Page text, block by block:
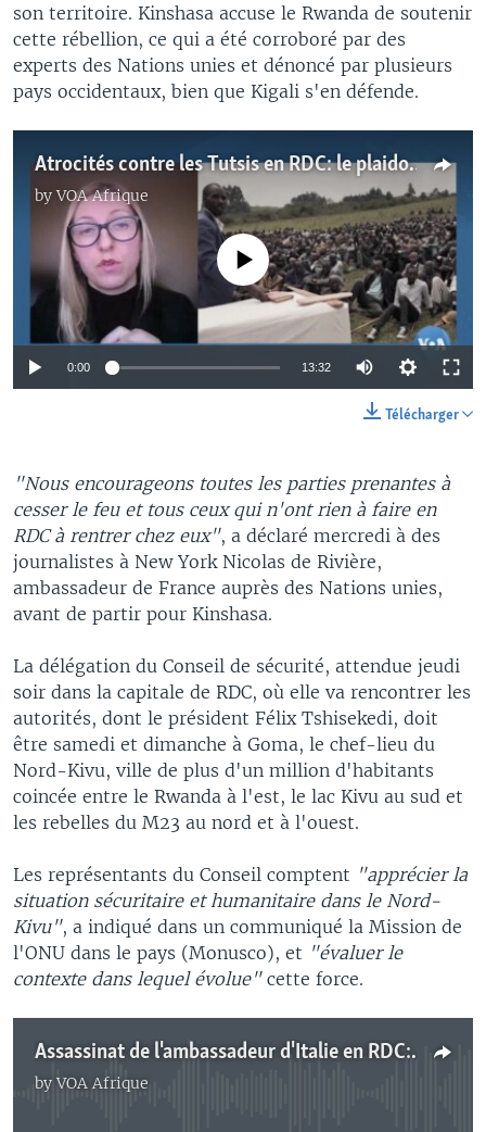
son territoire. Kinshasa accuse le Rwanda de soutenir
cette rébellion, ce qui a été corroboré par des
experts des Nations unies et dénoncé par plusieurs
pays occidentaux, bien que Kigali s'en défende.
Atrocités contre les Tutsis en RDC: le plaidoyer de Bojana Coulibaly
byVOA Afrique
No media source currently available
0:00 13:32
Télécharger
"Nous encourageons toutes les parties prenantes à
cesser le feu et tous ceux qui n'ont rien à faire en
RDC à rentrer chez eux", a déclaré mercredi à des
journalistes à New York Nicolas de Rivière,
ambassadeur de France auprès des Nations unies,
avant de partir pour Kinshasa.
La délégation du Conseil de sécurité, attendue jeudi
soir dans la capitale de RDC, où elle va rencontrer les
autorités, dont le président Félix Tshisekedi, doit
être samedi et dimanche à Goma, le chef-lieu du
Nord-Kivu, ville de plus d'un million d'habitants
coincée entre le Rwanda à l'est, le lac Kivu au sud et
les rebelles du M23 au nord et à l'ouest.
Les représentants du Conseil comptent "apprécier la
situation sécuritaire et humanitaire dans le Nord-
Kivu", a indiqué dans un communiqué la Mission de
l'ONU dans le pays (Monusco), et "évaluer le
contexte dans lequel évolue"cette force.
Assassinat de l'ambassadeur d'Italie en RDC: la peine de mort requise contre six accusés
byVOA Afrique
No media source currently available